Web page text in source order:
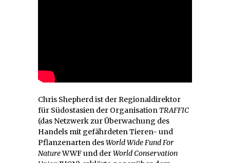
Chris Shepherd ist der Regionaldirektor
für Südostasien der Organisation TRAFFIC
(das Netzwerk zur Überwachung des
Handels mit gefährdeten Tieren- und
Pflanzenarten desWorld Wide Fund For
NatureWWF und derWorld Conservation